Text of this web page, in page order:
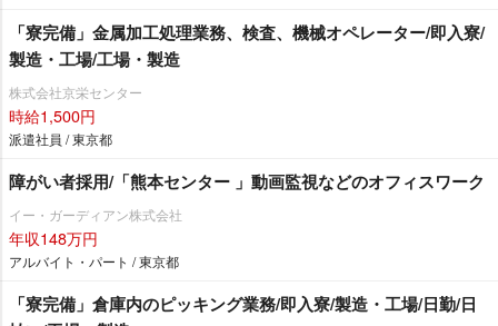
「寮完備」金属加工処理業務、検査、機械オペレーター/即入寮/
製造・工場/工場・製造
株式会社京栄センター
時給1,500円
派遣社員 / 東京都
障がい者採用/「熊本センター 」動画監視などのオフィスワーク
イー・ガーディアン株式会社
年収148万円
アルバイト・パート / 東京都
「寮完備」倉庫内のピッキング業務/即入寮/製造・工場/日勤/日